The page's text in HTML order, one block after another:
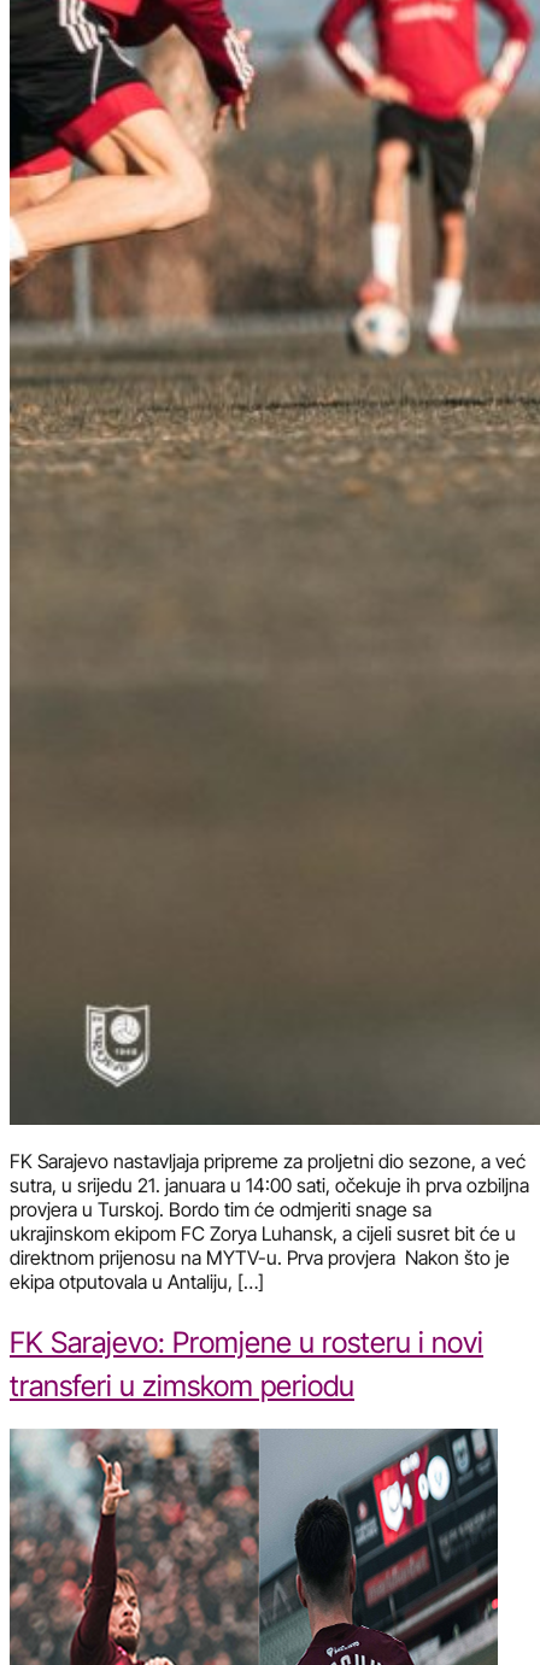
FK Sarajevo nastavljaja pripreme za proljetni dio sezone, a već
sutra, u srijedu 21. januara u 14:00 sati, očekuje ih prva ozbiljna
provjera u Turskoj. Bordo tim će odmjeriti snage sa
ukrajinskom ekipom FC Zorya Luhansk, a cijeli susret bit će u
direktnom prijenosu na MYTV-u. Prva provjera Nakon što je
ekipa otputovala u Antaliju, […]
FK Sarajevo: Promjene u rosteru i novi
transferi u zimskom periodu